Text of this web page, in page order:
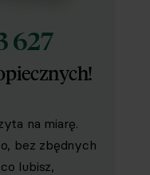
627
na miarę.
bez zbędnych
lubisz,